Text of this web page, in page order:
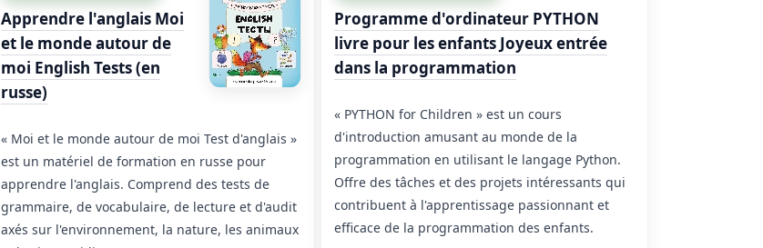
Apprendre l'anglais Moi
et le monde autour de
moi English Tests (en
russe)
« Moi et le monde autour de moi Test d'anglais »
est un matériel de formation en russe pour
apprendre l'anglais. Comprend des tests de
grammaire, de vocabulaire, de lecture et d'audit
axés sur l'environnement, la nature, les animaux
Programme d'ordinateur PYTHON
livre pour les enfants Joyeux entrée
dans la programmation
« PYTHON for Children » est un cours
d'introduction amusant au monde de la
programmation en utilisant le langage Python.
Offre des tâches et des projets intéressants qui
contribuent à l'apprentissage passionnant et
efficace de la programmation des enfants.